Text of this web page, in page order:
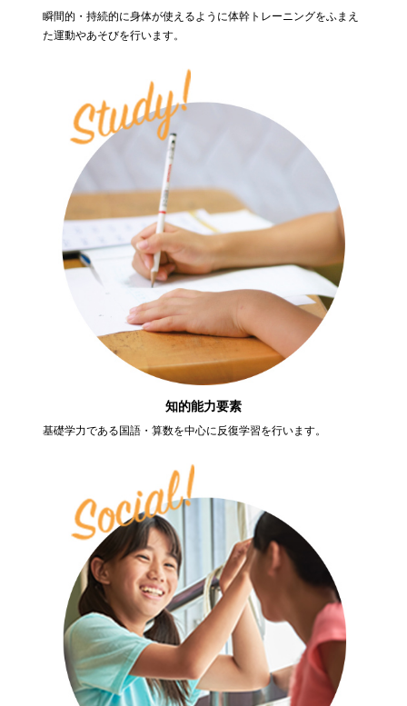
瞬間的・持続的に身体が使えるように体幹トレーニングをふまえ
た運動やあそびを行います。
知的能力要素
基礎学力である国語・算数を中心に反復学習を行います。